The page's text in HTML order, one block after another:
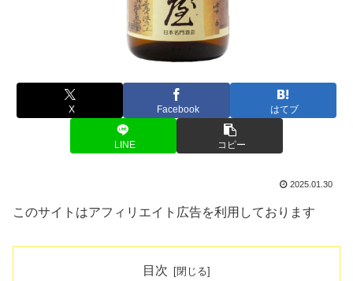
X Facebook はてブ
LINE コピー
2025.01.30
このサイトはアフィリエイト広告を利用しております
目次